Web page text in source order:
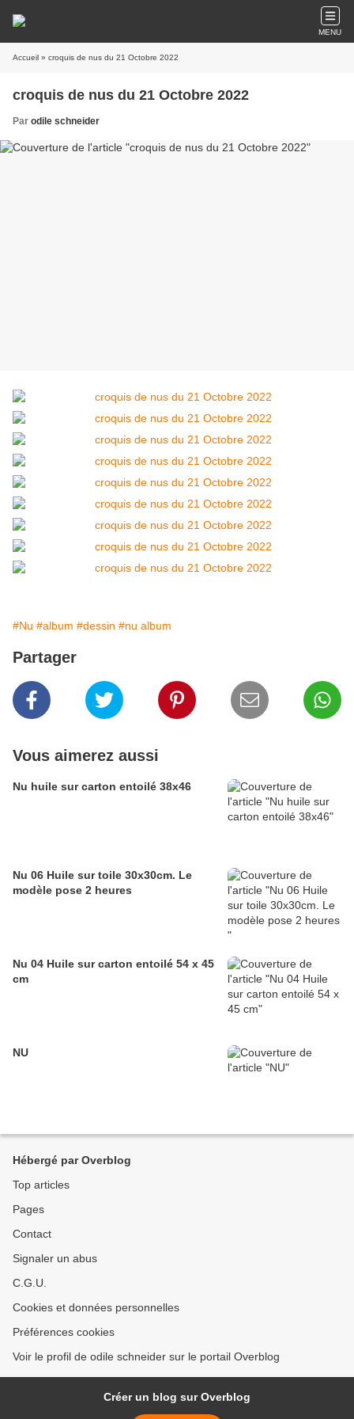
MENU
Accueil » croquis de nus du 21 Octobre 2022
croquis de nus du 21 Octobre 2022
Par odile schneider
#Nu #album #dessin #nu album
Partager
Vous aimerez aussi
Nu huile sur carton entoilé 38x46
Nu 06 Huile sur toile 30x30cm. Le
modèle pose 2 heures
Nu 04 Huile sur carton entoilé 54 x 45
cm
NU
Hébergé par Overblog
Top articles
Pages
Contact
Signaler un abus
C.G.U.
Cookies et données personnelles
Préférences cookies
Voir le profil de odile schneider sur le portail Overblog
Créer un blog sur Overblog